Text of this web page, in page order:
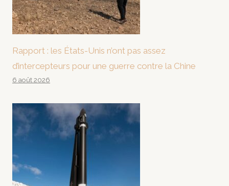
Rapport : les États-Unis n’ont pas assez
d’intercepteurs pour une guerre contre la Chine
6 août 2026